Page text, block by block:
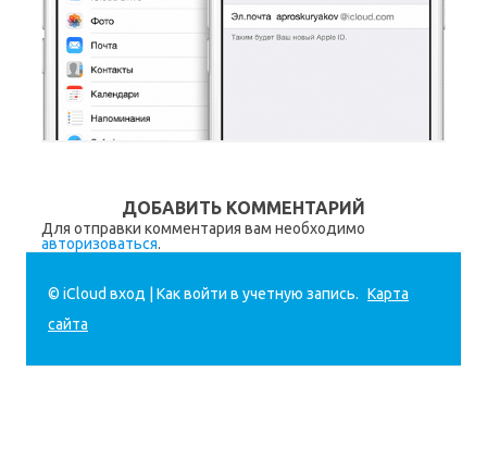
ДОБАВИТЬ КОММЕНТАРИЙ
Для отправки комментария вам необходимо
авторизоваться.
© iCloud вход | Как войти в учетную запись. Карта
сайта